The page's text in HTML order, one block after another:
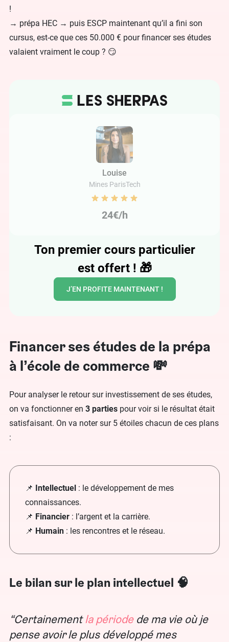
!
→ prépa HEC → puis ESCP maintenant qu’il a fini son
cursus, est-ce que ces 50.000 € pour financer ses études
valaient vraiment le coup ? 😏
Louise
Mines ParisTech
24€/h
Ton premier cours particulier
est offert ! 🎁
J’EN PROFITE MAINTENANT !
Financer ses études de la prépa
à l’école de commerce 💸
Pour analyser le retour sur investissement de ses études,
on va fonctionner en 3 parties pour voir si le résultat était
satisfaisant. On va noter sur 5 étoiles chacun de ces plans
:
📌 Intellectuel : le développement de mes
connaissances.
📌 Financier : l’argent et la carrière.
📌 Humain : les rencontres et le réseau.
Le bilan sur le plan intellectuel 🧠
Certainementla périodede ma vie où je
pense avoir le plus développé mes